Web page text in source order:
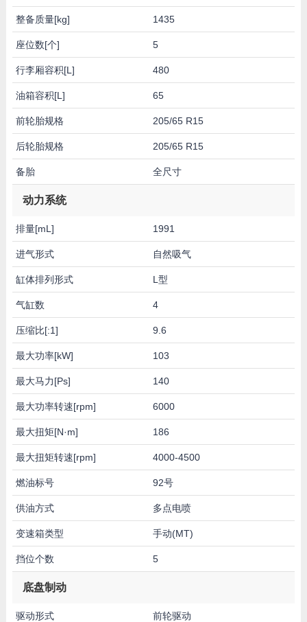
整备质量[kg] 1435
座位数[个] 5
行李厢容积[L] 480
油箱容积[L] 65
前轮胎规格 205/65 R15
后轮胎规格 205/65 R15
备胎 全尺寸
动力系统
排量[mL] 1991
进气形式 自然吸气
缸体排列形式 L型
气缸数 4
压缩比[:1] 9.6
最大功率[kW] 103
最大马力[Ps] 140
最大功率转速[rpm] 6000
最大扭矩[N·m] 186
最大扭矩转速[rpm] 4000-4500
燃油标号 92号
供油方式 多点电喷
变速箱类型 手动(MT)
挡位个数 5
底盘制动
驱动形式 前轮驱动